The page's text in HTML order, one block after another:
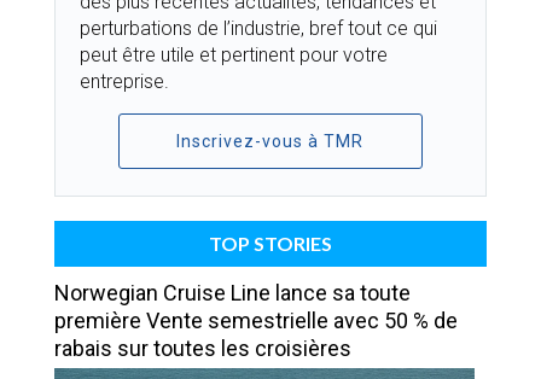
perturbations de l’industrie, bref tout ce qui
peut être utile et pertinent pour votre
entreprise.
Inscrivez-vous à TMR
TOP STORIES
Norwegian Cruise Line lance sa toute
première Vente semestrielle avec 50 % de
rabais sur toutes les croisières